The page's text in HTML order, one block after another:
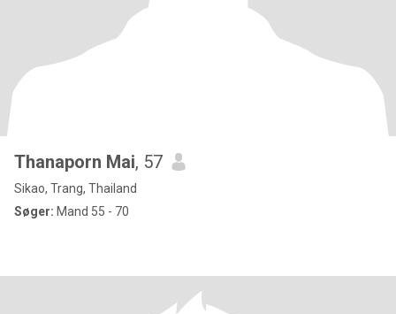
Thanaporn Mai, 57
Sikao, Trang, Thailand
Søger: Mand 55 - 70